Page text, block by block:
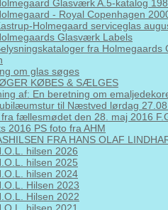
Glasværk A.5-katalog
- Royal Copenhagen
Holmegaard serviceglas
Glasværk Labels
fra Holmegaards
om glas søges
KØBES & SÆLGES
af: En beretning om
til Næstved lørdag
fællesmødet den 28. maj 2016
2016 PS foto fra AHM
FRA HANS OLAF
hilsen 2026
hilsen 2025
hilsen 2024
Hilsen 2023
Hilsen 2022